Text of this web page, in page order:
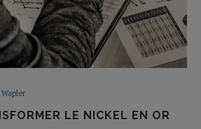
LE NICKEL EN OR